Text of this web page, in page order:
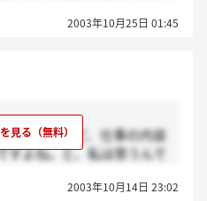
、その分強くなったよ！な
いよねっ！！！
2003年10月25日 01:45
なんですけど、仕事の内容
よね。と、私は思うんで
ったなぁ。ずっと待ってた
2003年10月14日 23:02